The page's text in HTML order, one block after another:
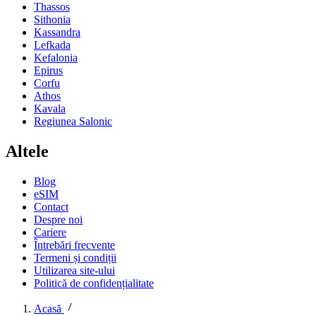
Thassos
Sithonia
Kassandra
Lefkada
Kefalonia
Epirus
Corfu
Athos
Kavala
Regiunea Salonic
Altele
Blog
eSIM
Contact
Despre noi
Cariere
Întrebări frecvente
Termeni și condiții
Utilizarea site-ului
Politică de confidențialitate
Acasă